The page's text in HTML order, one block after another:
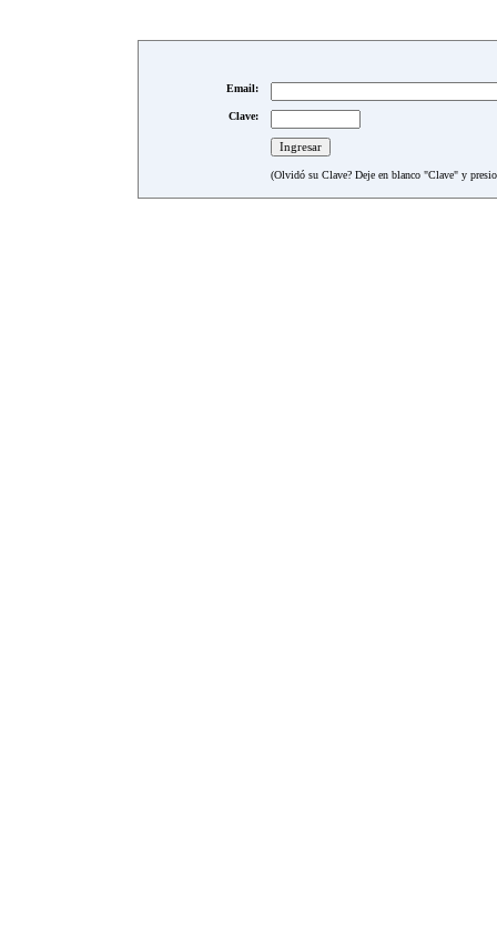
Email:
Clave:
(Olvidó su Clave? Deje en blanco "Clave" y